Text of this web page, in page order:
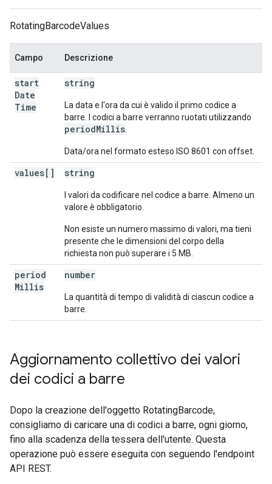
RotatingBarcodeValues
Campo Descrizione
start
Date
Time
string
La data e l'ora da cui è valido il primo codice a
barre. I codici a barre verranno ruotati utilizzando
periodMillis
Data/ora nel formato esteso ISO 8601 con offset.
values[] string
I valori da codificare nel codice a barre. Almeno un
valore è obbligatorio.
Non esiste un numero massimo di valori, ma tieni
presente che le dimensioni del corpo della
richiesta non può superare i 5 MB.
period
Millis
number
La quantità di tempo di validità di ciascun codice a
barre.
Aggiornamento collettivo dei valori
dei codici a barre
Dopo la creazione dell'oggetto RotatingBarcode,
consigliamo di caricare una di codici a barre, ogni giorno,
fino alla scadenza della tessera dell'utente. Questa
operazione può essere eseguita con seguendo l'endpoint
API REST.